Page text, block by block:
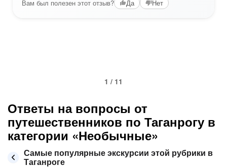
Вам был полезен этот отзыв? Да Нет
1 / 11
Ответы на вопросы от
путешественников по Таганрогу в
категории «Необычные»
Самые популярные экскурсии этой рубрики в
Таганроге